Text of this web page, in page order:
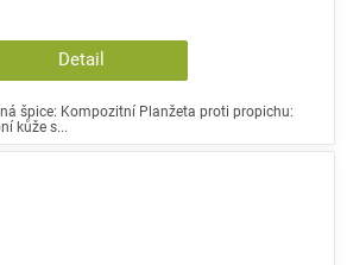
Detail
špice: Kompozitní Planžeta proti propichu:
kůže s...